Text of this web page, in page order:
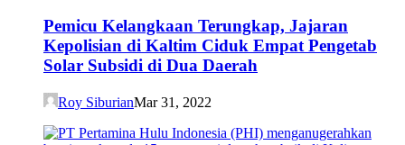
Pemicu Kelangkaan Terungkap, Jajaran
Kepolisian di Kaltim Ciduk Empat Pengetab
Solar Subsidi di Dua Daerah
Roy SiburianMar 31, 2022